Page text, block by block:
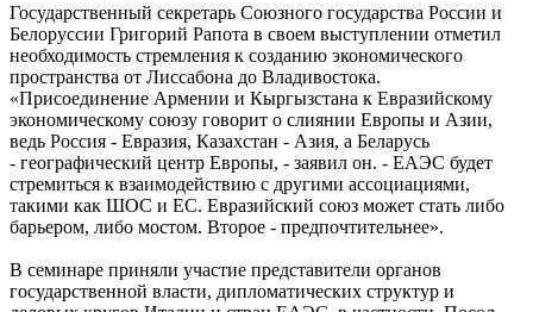
Государственный секретарь Союзного государства России и
Белоруссии Григорий Рапота в своем выступлении отметил
необходимость стремления к созданию экономического
пространства от Лиссабона до Владивостока.
«Присоединение Армении и Кыргызстана к Евразийскому
экономическому союзу говорит о слиянии Европы и Азии,
ведь Россия - Евразия, Казахстан - Азия, а Беларусь
- географический центр Европы, - заявил он. - ЕАЭС будет
стремиться к взаимодействию с другими ассоциациями,
такими как ШОС и ЕС. Евразийский союз может стать либо
барьером, либо мостом. Второе - предпочтительнее».
В семинаре приняли участие представители органов
государственной власти, дипломатических структур и